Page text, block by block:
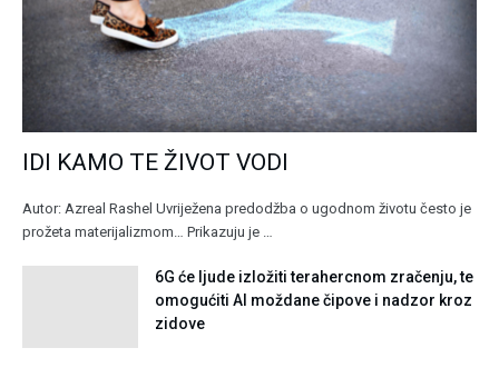
IDI KAMO TE ŽIVOT VODI
Autor: Azreal Rashel Uvriježena predodžba o ugodnom životu često je
prožeta materijalizmom… Prikazuju je …
6G će ljude izložiti terahercnom zračenju, te
omogućiti AI moždane čipove i nadzor kroz
zidove